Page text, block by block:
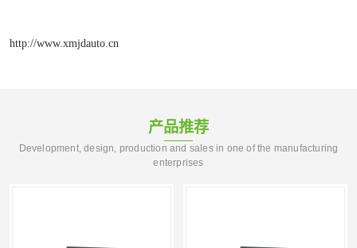
http://www.xmjdauto.cn
产品推荐
Development, design, production and sales in one of the manufacturing
enterprises